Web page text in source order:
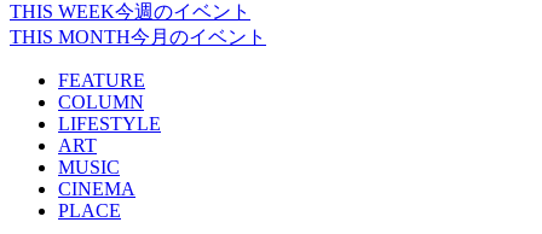
THIS WEEK今週のイベント
THIS MONTH今月のイベント
FEATURE
COLUMN
LIFESTYLE
ART
MUSIC
CINEMA
PLACE